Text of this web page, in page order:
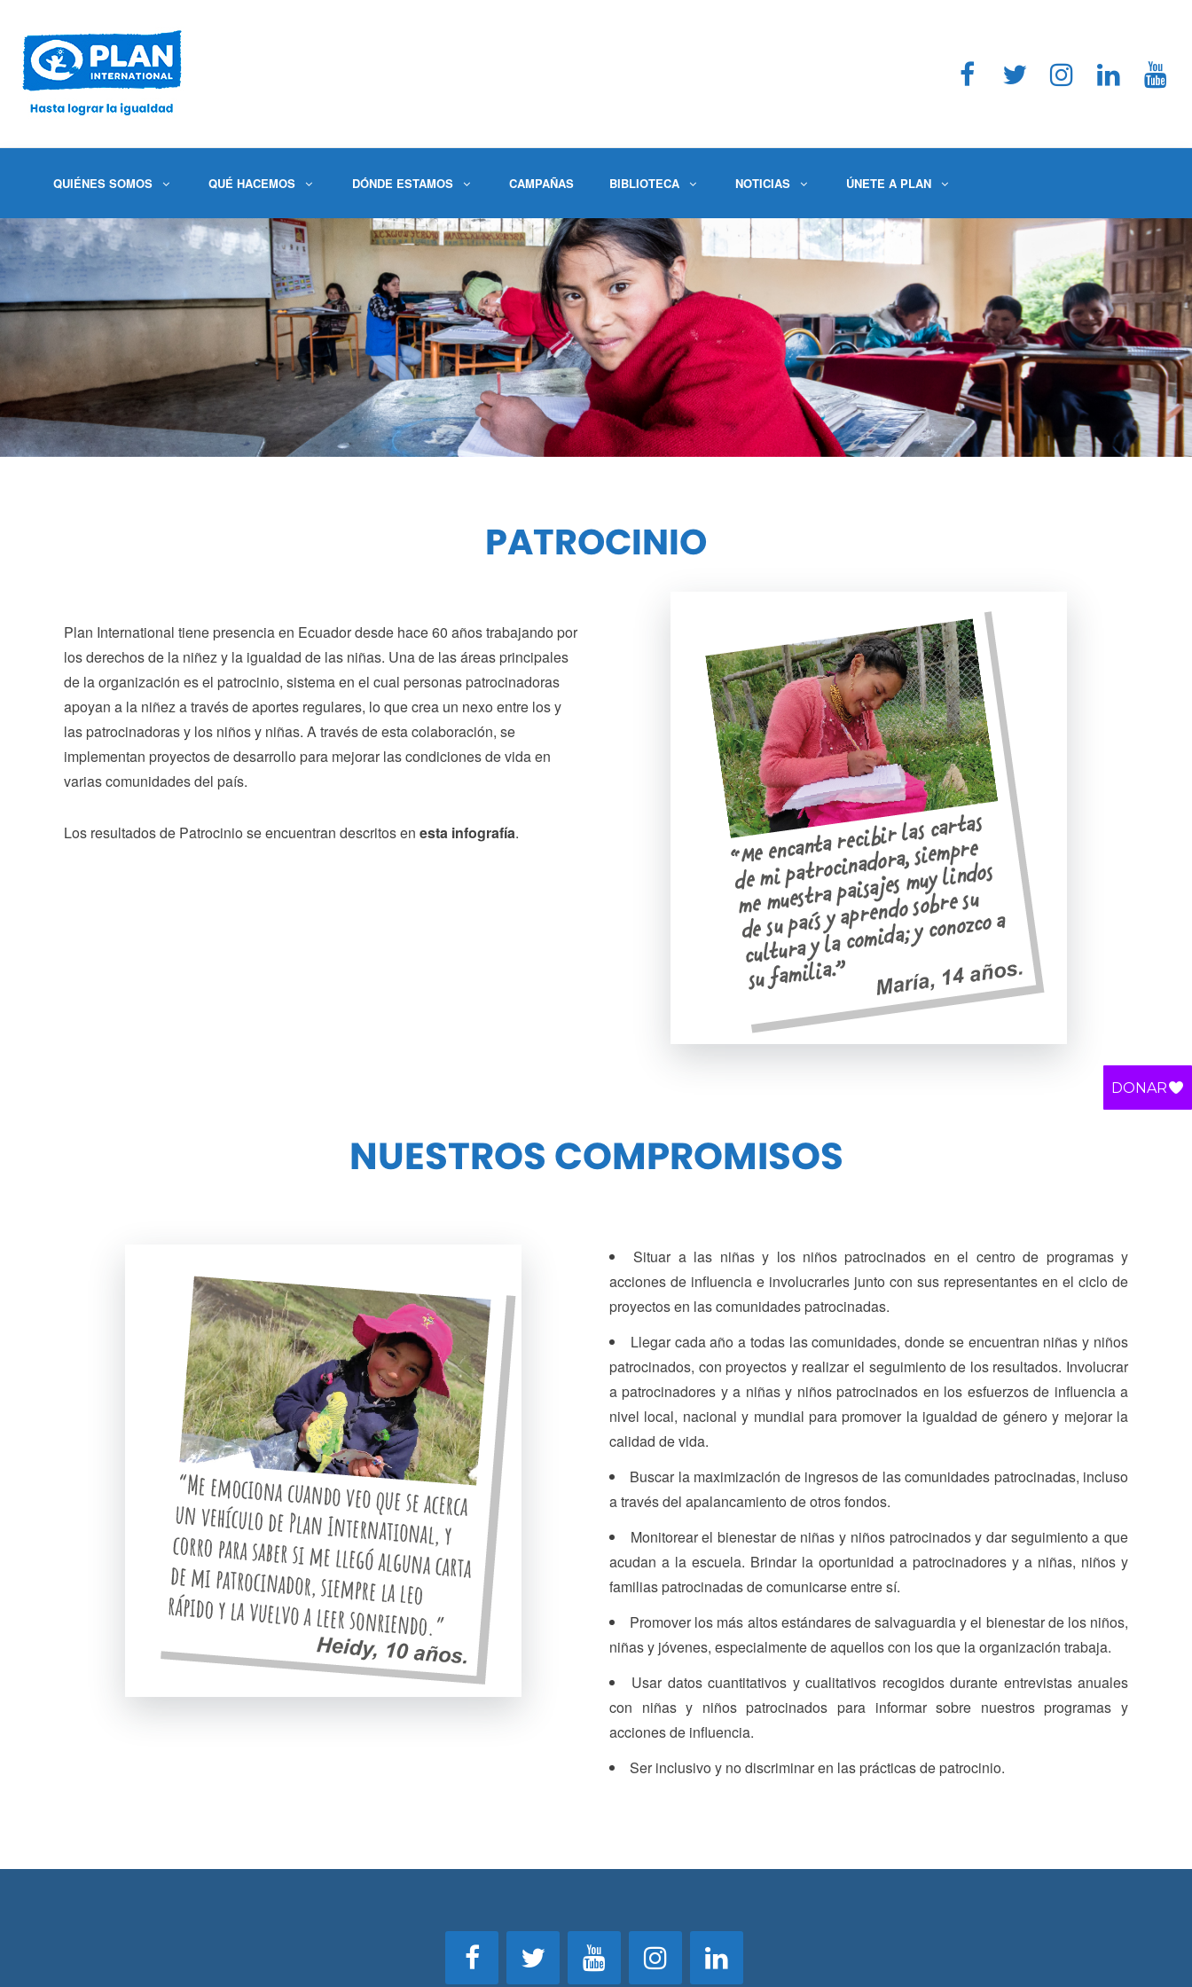
QUIÉNES SOMOS QUÉ HACEMOS DÓNDE ESTAMOS CAMPAÑAS BIBLIOTECA NOTICIAS ÚNETE A PLAN
PATROCINIO
Plan International tiene presencia en Ecuador desde hace 60 años trabajando por
los derechos de la niñez y la igualdad de las niñas. Una de las áreas principales
de la organización es el patrocinio, sistema en el cual personas patrocinadoras
apoyan a la niñez a través de aportes regulares, lo que crea un nexo entre los y
las patrocinadoras y los niños y niñas. A través de esta colaboración, se
implementan proyectos de desarrollo para mejorar las condiciones de vida en
varias comunidades del país.
Los resultados de Patrocinio se encuentran descritos en esta infografía.
NUESTROS COMPROMISOS
Situar a las niñas y los niños patrocinados en el centro de programas y
acciones de influencia e involucrarles junto con sus representantes en el ciclo de
proyectos en las comunidades patrocinadas.
Llegar cada año a todas las comunidades, donde se encuentran niñas y niños
patrocinados, con proyectos y realizar el seguimiento de los resultados. Involucrar
a patrocinadores y a niñas y niños patrocinados en los esfuerzos de influencia a
nivel local, nacional y mundial para promover la igualdad de género y mejorar la
calidad de vida.
Buscar la maximización de ingresos de las comunidades patrocinadas, incluso
a través del apalancamiento de otros fondos.
Monitorear el bienestar de niñas y niños patrocinados y dar seguimiento a que
acudan a la escuela. Brindar la oportunidad a patrocinadores y a niñas, niños y
familias patrocinadas de comunicarse entre sí.
Promover los más altos estándares de salvaguardia y el bienestar de los niños,
niñas y jóvenes, especialmente de aquellos con los que la organización trabaja.
Usar datos cuantitativos y cualitativos recogidos durante entrevistas anuales
con niñas y niños patrocinados para informar sobre nuestros programas y
acciones de influencia.
Ser inclusivo y no discriminar en las prácticas de patrocinio.
DONAR